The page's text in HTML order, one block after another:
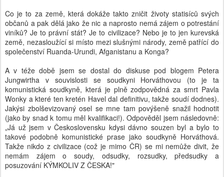
Co je to za země, která dokáže takto zničit životy statisíců svých
občanů a pak dělá jako že nic a naprosto nemá zájem o potrestání
viníků? Je to právní stát? Je to civilizace? Nebo je to jen kurevská
země, nezasloužící si místo mezi slušnými národy, země patřící do
společenství Ruanda-Urundi, Afganistanu a Konga?
A v téže době jsem se dostal do diskuse pod blogem Petera
Jungwirtha v souvislosti se soudkyni Horváthovou (to je ta
komunistická soudkyně, která je plně zodpovědná za smrt Pavla
Wonky a které ten kretén Havel dal definitivu, takže soudí dodnes).
Jakýsi zbolševizovaný osel se mne tam povýšeně snažil hodnotit
(jako by snad k tomu měl kvalifikaci!). Odpověděl jsem následovně:
„Já už jsem v Československu kdysi dávno souzen byl a bylo to
takové podobně komunistické prase jako soudkyně Horváthová.
Takže nikdo z civilizace (což je mimo ČR) se mi nemůže divit, že
nemám zájem o soudy, odsudky, rozsudky, předsudky a
posuzování KÝMKOLIV Z ČESKA!"